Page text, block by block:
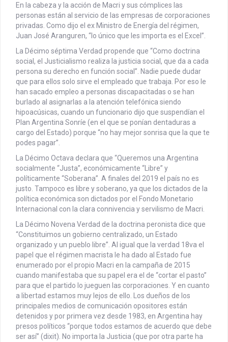
En la cabeza y la acción de Macri y sus cómplices las
personas están al servicio de las empresas de corporaciones
privadas. Como dijo el ex Ministro de Energía del régimen,
Juan José Aranguren, “lo único que les importa es el Excel”.
La Décimo séptima Verdad propende que “Como doctrina
social, el Justicialismo realiza la justicia social, que da a cada
persona su derecho en función social”. Nadie puede dudar
que para ellos solo sirve el empleado que trabaja. Por eso le
han sacado empleo a personas discapacitadas o se han
burlado al asignarlas a la atención telefónica siendo
hipoacúsicas, cuando un funcionario dijo que suspendían el
Plan Argentina Sonríe (en el que se ponían dentaduras a
cargo del Estado) porque “no hay mejor sonrisa que la que te
podes pagar”.
La Décimo Octava declara que “Queremos una Argentina
socialmente “Justa”, económicamente “Libre” y
políticamente “Soberana”. A finales del 2019 el país no es
justo. Tampoco es libre y soberano, ya que los dictados de la
política económica son dictados por el Fondo Monetario
Internacional con la clara connivencia y servilismo de Macri.
La Décimo Novena Verdad de la doctrina peronista dice que
“Constituimos un gobierno centralizado, un Estado
organizado y un pueblo libre”. Al igual que la verdad 18va el
papel que el régimen macrista le ha dado al Estado fue
enumerado por el propio Macri en la campaña de 2015
cuando manifestaba que su papel era el de “cortar el pasto”
para que el partido lo jueguen las corporaciones. Y en cuanto
a libertad estamos muy lejos de ello. Los dueños de los
principales medios de comunicación opositores están
detenidos y por primera vez desde 1983, en Argentina hay
presos políticos “porque todos estamos de acuerdo que debe
ser así” (dixit). No importa la Justicia (que por otra parte ha